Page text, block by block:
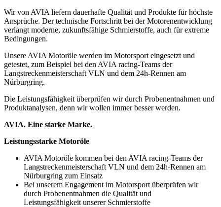
Wir von AVIA liefern dauerhafte Qualität und Produkte für höchste
Ansprüche. Der technische Fortschritt bei der Motorenentwicklung
verlangt moderne, zukunftsfähige Schmierstoffe, auch für extreme
Bedingungen.
Unsere AVIA Motoröle werden im Motorsport eingesetzt und
getestet, zum Beispiel bei den AVIA racing-Teams der
Langstreckenmeisterschaft VLN und dem 24h-Rennen am
Nürburgring.
Die Leistungsfähigkeit überprüfen wir durch Probenentnahmen und
Produktanalysen, denn wir wollen immer besser werden.
AVIA. Eine starke Marke.
Leistungsstarke Motoröle
AVIA Motoröle kommen bei den AVIA racing-Teams der
Langstreckenmeisterschaft VLN und dem 24h-Rennen am
Nürburgring zum Einsatz
Bei unserem Engagement im Motorsport überprüfen wir
durch Probenentnahmen die Qualität und
Leistungsfähigkeit unserer Schmierstoffe